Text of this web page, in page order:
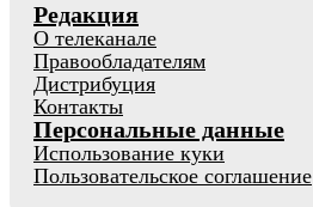
Редакция
О телеканале
Правообладателям
Дистрибуция
Контакты
Персональные данные
Использование куки
Пользовательское соглашение